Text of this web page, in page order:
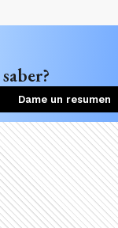
Dame un resumen